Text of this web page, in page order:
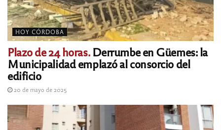
HOY CÓRDOBA
Plazo de 24 horas.Derrumbe en Güemes: la
Municipalidad emplazó al consorcio del
edificio
20 de mayo de 2025